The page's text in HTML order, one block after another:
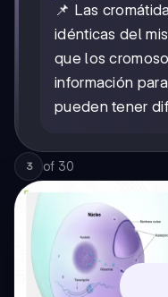
📌 Las
idénticas del
que los
información
pueden tener
3 of 30